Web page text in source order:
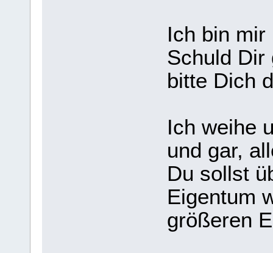
Ich bin mir
Schuld Dir
bitte Dich
Ich weihe
und gar,
Du sollst
Eigentum
größeren